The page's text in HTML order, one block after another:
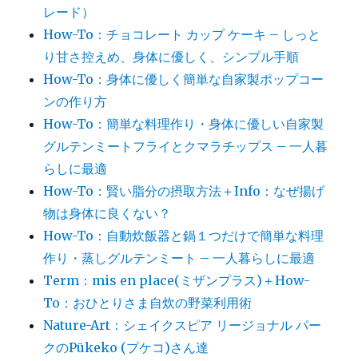
レード）
How-To：チョコレート カップ ケーキ – しっと
り甘さ控えめ、身体に優しく、シンプル手順
How-To：身体に優しく簡単な自家製ポップコー
ンの作り方
How-To：簡単な料理作り・身体に優しい自家製
グルテンミートフライとクマラチップス – 一人暮
らしに最適
How-To：賢い脂分の摂取方法＋Info：なぜ揚げ
物は身体に良くない？
How-To：自動炊飯器と鍋１つだけで簡単な料理
作り・蒸しグルテンミート – 一人暮らしに最適
Term：mis en place(ミザンプラス)＋How-
To：おひとりさま自炊の野菜利用術
Nature-Art：シェイクスピア リージョナル パー
クのPūkeko (プケコ)さん達